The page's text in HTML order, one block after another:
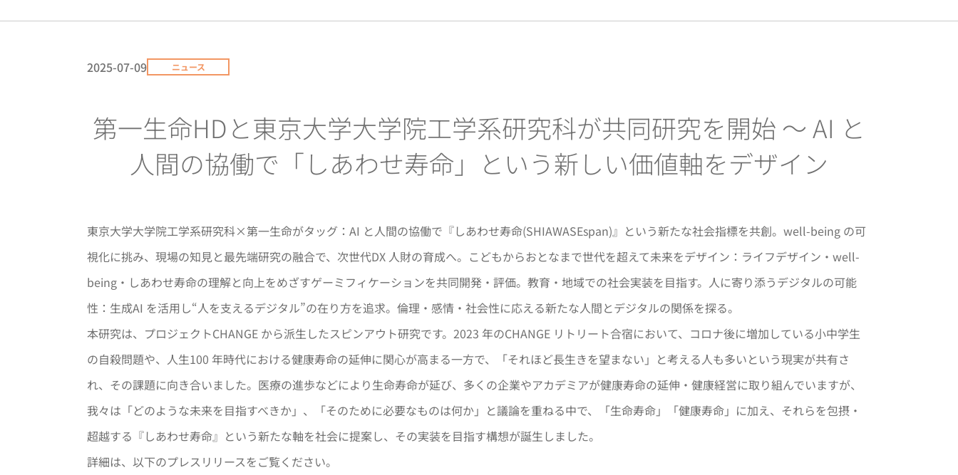
2025-07-09 ニュース
第一生命HDと東京大学大学院工学系研究科が共同研究を開始 ～ AI と
人間の協働で「しあわせ寿命」という新しい価値軸をデザイン
東京大学大学院工学系研究科×第一生命がタッグ：AI と人間の協働で『しあわせ寿命(SHIAWASEspan)』という新たな社会指標を共創。well-being の可
視化に挑み、現場の知見と最先端研究の融合で、次世代DX 人財の育成へ。こどもからおとなまで世代を超えて未来をデザイン：ライフデザイン・well-
being・しあわせ寿命の理解と向上をめざすゲーミフィケーションを共同開発・評価。教育・地域での社会実装を目指す。人に寄り添うデジタルの可能
性：生成AI を活用し“人を支えるデジタル”の在り方を追求。倫理・感情・社会性に応える新たな人間とデジタルの関係を探る。
本研究は、プロジェクトCHANGE から派生したスピンアウト研究です。2023 年のCHANGE リトリート合宿において、コロナ後に増加している小中学生
の自殺問題や、人生100 年時代における健康寿命の延伸に関心が高まる一方で、「それほど長生きを望まない」と考える人も多いという現実が共有さ
れ、その課題に向き合いました。医療の進歩などにより生命寿命が延び、多くの企業やアカデミアが健康寿命の延伸・健康経営に取り組んでいますが、
我々は「どのような未来を目指すべきか」、「そのために必要なものは何か」と議論を重ねる中で、「生命寿命」「健康寿命」に加え、それらを包摂・
超越する『しあわせ寿命』という新たな軸を社会に提案し、その実装を目指す構想が誕生しました。
詳細は、以下のプレスリリースをご覧ください。